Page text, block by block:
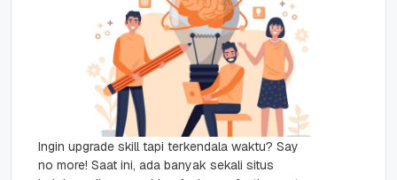
Ingin upgrade skill tapi terkendala waktu? Say
no more! Saat ini, ada banyak sekali situs